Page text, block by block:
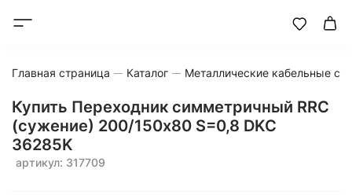
Главная страница Каталог Металлические кабельные
Купить Переходник симметричный RRC
(сужение) 200/150х80 S=0,8 DKC
36285K
артикул: 317709